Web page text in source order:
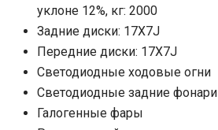
уклоне 12%, кг: 2000
Задние диски: 17X7J
Передние диски: 17X7J
Светодиодные ходовые огни
Cветодиодные задние фонари
Галогенные фары